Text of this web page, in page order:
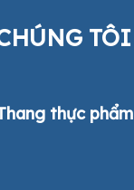
TÔI
thực phẩm